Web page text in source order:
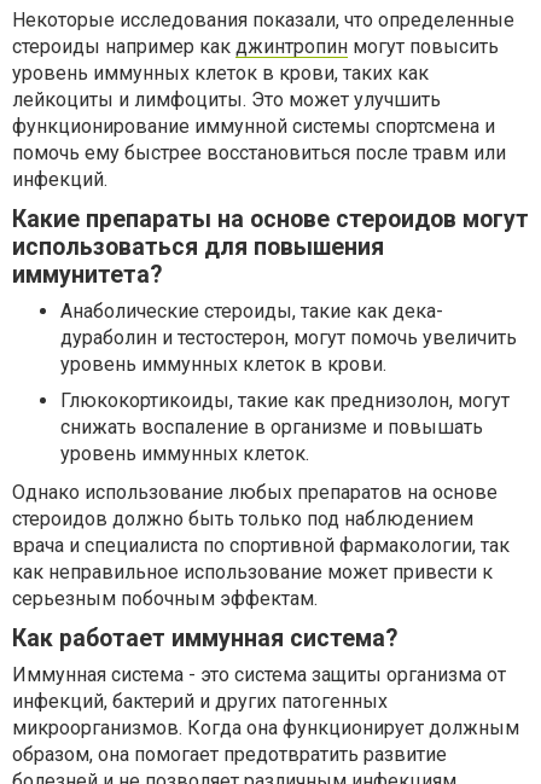
Некоторые исследования показали, что определенные
стероиды например как джинтропин могут повысить
уровень иммунных клеток в крови, таких как
лейкоциты и лимфоциты. Это может улучшить
функционирование иммунной системы спортсмена и
помочь ему быстрее восстановиться после травм или
инфекций.
Какие препараты на основе стероидов могут
использоваться для повышения
иммунитета?
Анаболические стероиды, такие как дека-
дураболин и тестостерон, могут помочь увеличить
уровень иммунных клеток в крови.
Глюкокортикоиды, такие как преднизолон, могут
снижать воспаление в организме и повышать
уровень иммунных клеток.
Однако использование любых препаратов на основе
стероидов должно быть только под наблюдением
врача и специалиста по спортивной фармакологии, так
как неправильное использование может привести к
серьезным побочным эффектам.
Как работает иммунная система?
Иммунная система - это система защиты организма от
инфекций, бактерий и других патогенных
микроорганизмов. Когда она функционирует должным
образом, она помогает предотвратить развитие